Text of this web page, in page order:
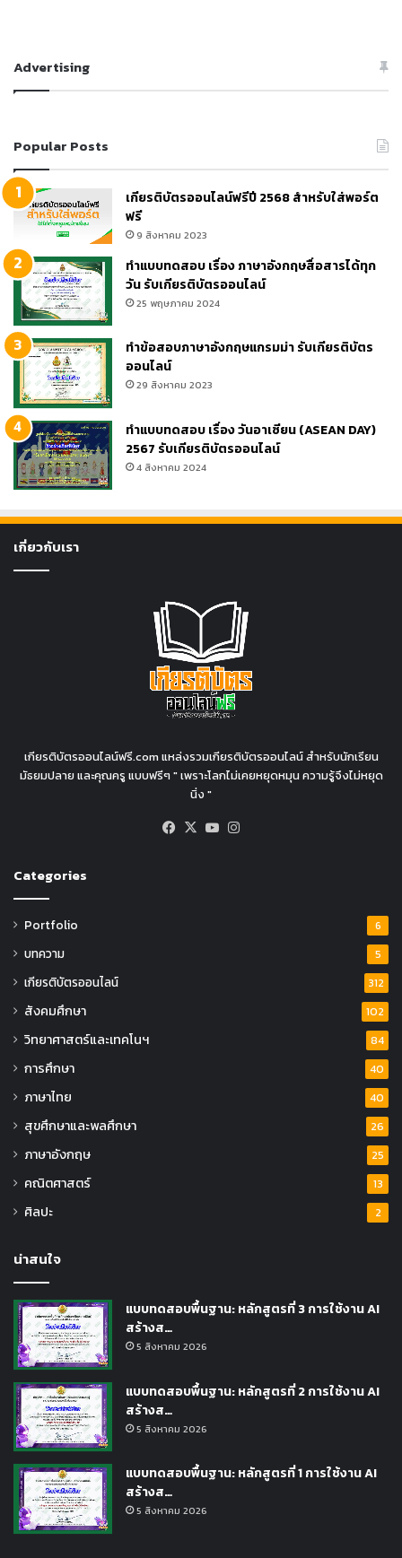
Advertising
Popular Posts
เกียรติบัตรออนไลน์ฟรีปี 2568 สำหรับใส่พอร์ต
ฟรี
9 สิงหาคม 2023
ทำแบบทดสอบ เรื่อง ภาษาอังกฤษสื่อสารได้ทุก
วัน รับเกียรติบัตรออนไลน์
25 พฤษภาคม 2024
ทำข้อสอบภาษาอังกฤษแกรมม่า รับเกียรติบัตร
ออนไลน์
29 สิงหาคม 2023
ทำแบบทดสอบ เรื่อง วันอาเซียน (ASEAN DAY)
2567 รับเกียรติบัตรออนไลน์
4 สิงหาคม 2024
เกี่ยวกับเรา
เกียรติบัตรออนไลน์ฟรี.com แหล่งรวมเกียรติบัตรออนไลน์ สำหรับนักเรียน
มัธยมปลาย และคุณครู แบบฟรีๆ " เพราะโลกไม่เคยหยุดหมุน ความรู้จึงไม่หยุด
นิ่ง "
Facebook
X YouTube
Categories
Portfolio 6
บทความ 5
เกียรติบัตรออนไลน์ 312
สังคมศึกษา 102
วิทยาศาสตร์และเทคโนฯ 84
การศึกษา 40
ภาษาไทย 40
สุขศึกษาและพลศึกษา 26
ภาษาอังกฤษ 25
คณิตศาสตร์ 13
ศิลปะ 2
น่าสนใจ
แบบทดสอบพื้นฐาน: หลักสูตรที่ 3 การใช้งาน AI
สร้างส…
5 สิงหาคม 2026
แบบทดสอบพื้นฐาน: หลักสูตรที่ 2 การใช้งาน AI
สร้างส…
5 สิงหาคม 2026
แบบทดสอบพื้นฐาน: หลักสูตรที่ 1 การใช้งาน AI
สร้างส…
5 สิงหาคม 2026